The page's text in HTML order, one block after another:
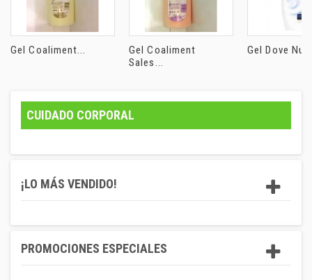
Gel Coaliment...
Gel Coaliment
Sales...
Gel Dove
CUIDADO CORPORAL
¡LO MÁS VENDIDO!
PROMOCIONES ESPECIALES